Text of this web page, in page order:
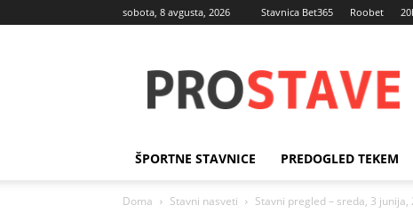
sobota, 8 avgusta, 2026 Stavnica Bet365 Roobet
stave
ŠPORTNE STAVNICE PREDOGLED TEKEM
Doma Stavni nasveti Stavni pregled – sreda, 3 junija,